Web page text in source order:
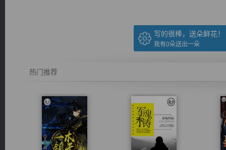
写的很棒，送朵鲜花！
我有0朵送出一朵
热门推荐